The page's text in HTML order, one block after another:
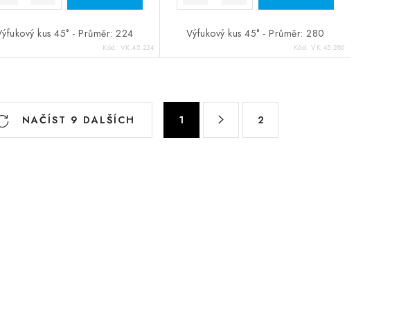
kus 45° - Průměr: 224
Kód: VK.45.224
Výfukový kus 45° - Průměr: 280
Kód:VK.45.280
NAČÍST 9 DALŠÍCH Stránkování
1 2